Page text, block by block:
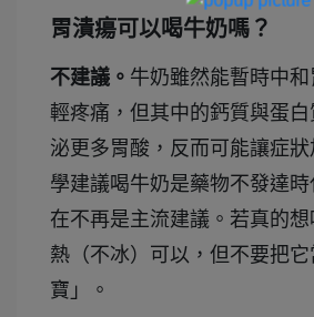
胃潰瘍可以喝牛奶嗎？
不建議。 牛奶雖然能暫時中
輕疼痛，但其中的鈣質與蛋
泌更多胃酸，反而可能讓症
學建議喝牛奶是藥物不發達
在不再是主流建議。若真的
熱（不冰）可以，但不要把
寶」。